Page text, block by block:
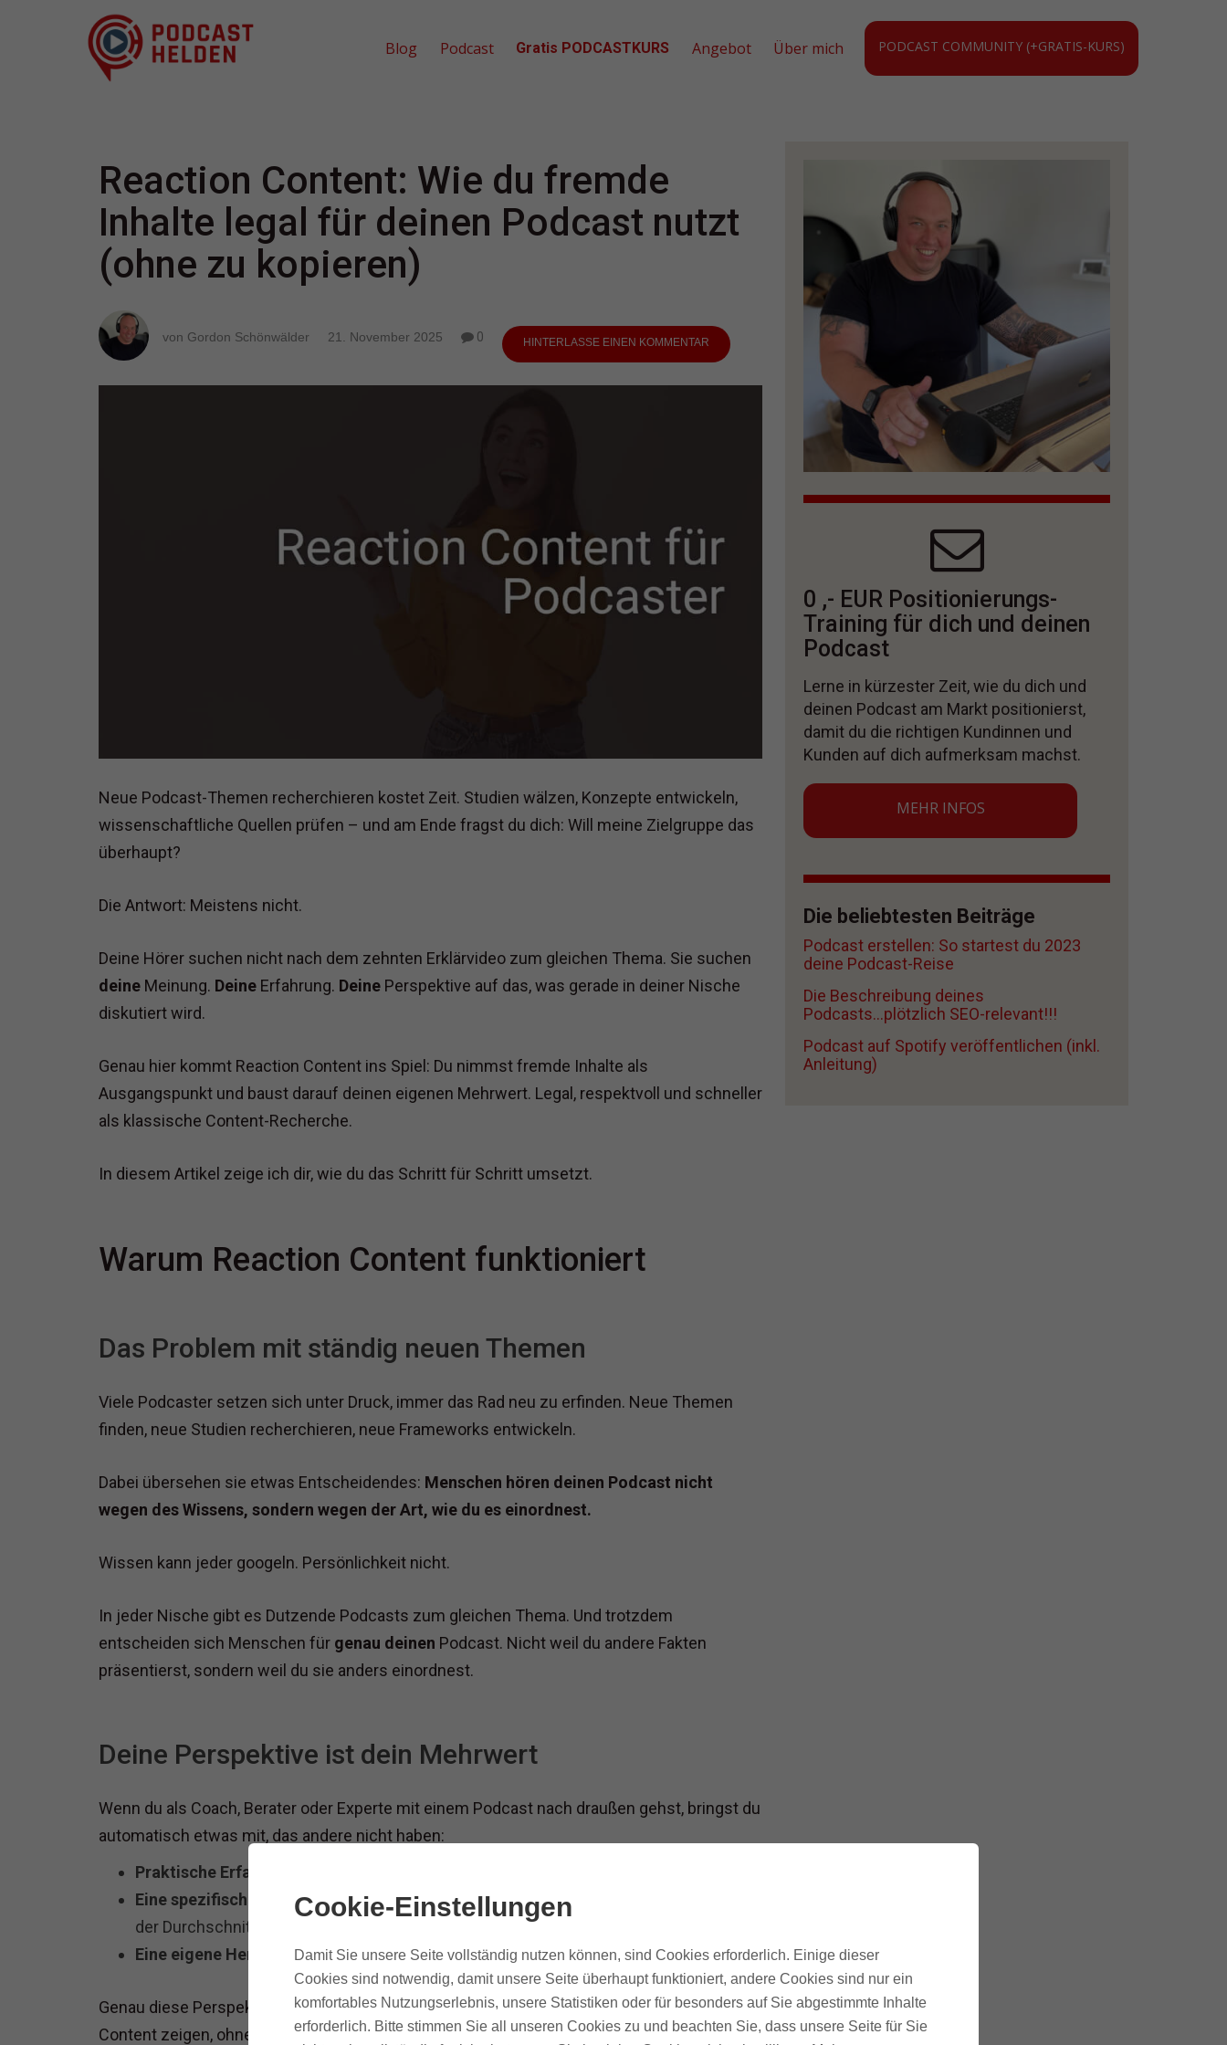
Blog Podcast Gratis PODCASTKURS Angebot Über mich PODCAST COMMUNITY (+GRATIS-KURS)
Reaction Content: Wie du fremde
Inhalte legal für deinen Podcast nutzt
(ohne zu kopieren)
von Gordon Schönwälder 21. November 2025 0 HINTERLASSE EINEN KOMMENTAR
Neue Podcast-Themen recherchieren kostet Zeit. Studien wälzen, Konzepte entwickeln,
wissenschaftliche Quellen prüfen – und am Ende fragst du dich: Will meine Zielgruppe das
überhaupt?
Die Antwort: Meistens nicht.
Deine Hörer suchen nicht nach dem zehnten Erklärvideo zum gleichen Thema. Sie suchen
deineMeinung. DeineErfahrung. DeinePerspektive auf das, was gerade in deiner Nische
diskutiert wird.
Genau hier kommt Reaction Content ins Spiel: Du nimmst fremde Inhalte als
Ausgangspunkt und baust darauf deinen eigenen Mehrwert. Legal, respektvoll und schneller
als klassische Content-Recherche.
In diesem Artikel zeige ich dir, wie du das Schritt für Schritt umsetzt.
Warum Reaction Content funktioniert
Das Problem mit ständig neuen Themen
Viele Podcaster setzen sich unter Druck, immer das Rad neu zu erfinden. Neue Themen
finden, neue Studien recherchieren, neue Frameworks entwickeln.
Dabei übersehen sie etwas Entscheidendes: Menschen hören deinen Podcast nicht
wegen des Wissens, sondern wegen der Art, wie du es einordnest.
Wissen kann jeder googeln. Persönlichkeit nicht.
In jeder Nische gibt es Dutzende Podcasts zum gleichen Thema. Und trotzdem
entscheiden sich Menschen für genau deinen Podcast. Nicht weil du andere Fakten
präsentierst, sondern weil du sie anders einordnest.
Deine Perspektive ist dein Mehrwert
Wenn du als Coach, Berater oder Experte mit einem Podcast nach draußen gehst, bringst du
automatisch etwas mit, das andere nicht haben:
Praktische Erfahrung
Eine spezifische Zielgruppemit anderen Schmerzpunkten und anderen Lösungen als
der Durchschnitt
Eine eigene Herangehensweise– strategisch, technisch, kreativ oder pragmatisch
Genau diese Perspektive macht den Unterschied. Und genau die kannst du mit Reaction
Content zeigen, ohne jedes Mal bei Null anzufangen.
0 ,- EUR Positionierungs-
Training für dich und deinen
Podcast
Lerne in kürzester Zeit, wie du dich und
deinen Podcast am Markt positionierst,
damit du die richtigen Kundinnen und
Kunden auf dich aufmerksam machst.
MEHR INFOS
Die beliebtesten Beiträge
Podcast erstellen: So startest du 2023
deine Podcast-Reise
Die Beschreibung deines
Podcasts...plötzlich SEO-relevant!!!
Podcast auf Spotify veröffentlichen (inkl.
Anleitung)
Cookie-Einstellungen
Damit Sie unsere Seite vollständig nutzen können, sind Cookies erforderlich. Einige dieser
Cookies sind notwendig, damit unsere Seite überhaupt funktioniert, andere Cookies sind nur ein
komfortables Nutzungserlebnis, unsere Statistiken oder für besonders auf Sie abgestimmte Inhalte
erforderlich. Bitte stimmen Sie all unseren Cookies zu und beachten Sie, dass unsere Seite für Sie